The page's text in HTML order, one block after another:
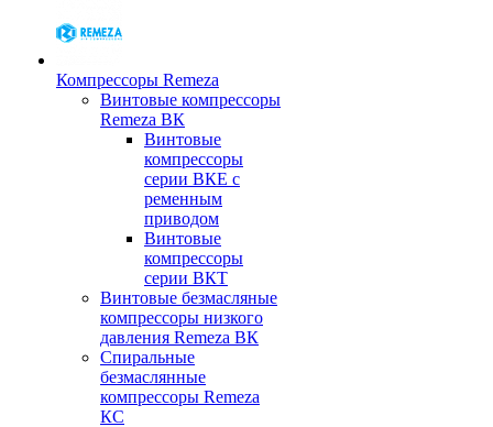
Компрессоры Remeza
Винтовые компрессоры
Remeza ВК
Винтовые
компрессоры
серии ВКЕ с
ременным
приводом
Винтовые
компрессоры
серии ВКТ
Винтовые безмасляные
компрессоры низкого
давления Remeza ВК
Спиральные
безмаслянные
компрессоры Remeza
КС